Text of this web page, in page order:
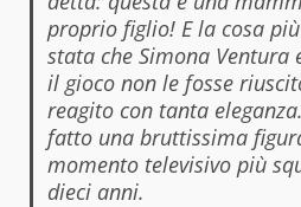
proprio figlio! E la cosa
stata che Simona Ventura
il gioco non le fosse
reagito con tanta
fatto una bruttissima
momento televisivo più
dieci anni.